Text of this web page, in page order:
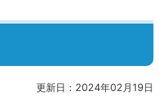
更新日：2024年02月19日